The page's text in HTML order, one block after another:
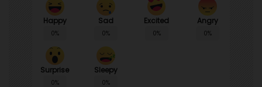
Happy
0%
Sad
0%
Excited
0%
Angry
0%
Surprise
0%
Sleepy
0%